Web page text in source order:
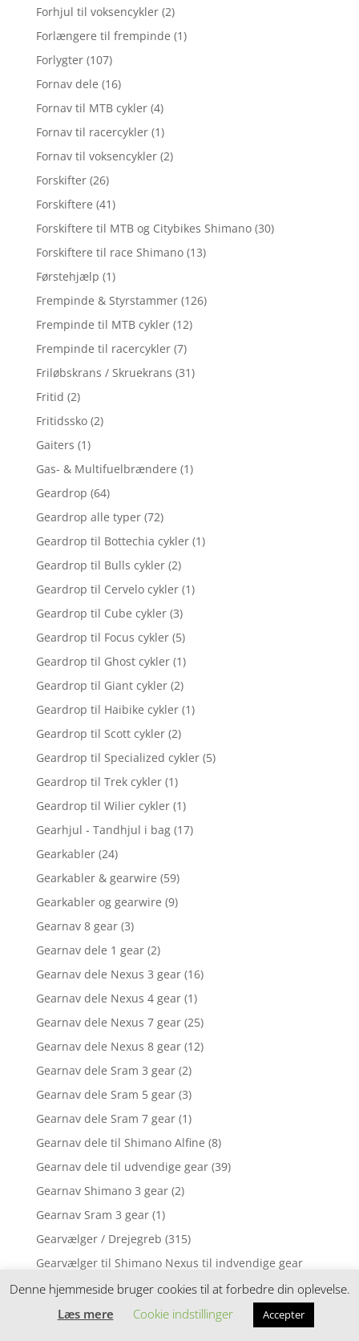
Forhjul til voksencykler (2)
Forlængere til frempinde (1)
Forlygter (107)
Fornav dele (16)
Fornav til MTB cykler (4)
Fornav til racercykler (1)
Fornav til voksencykler (2)
Forskifter (26)
Forskiftere (41)
Forskiftere til MTB og Citybikes Shimano (30)
Forskiftere til race Shimano (13)
Førstehjælp (1)
Frempinde & Styrstammer (126)
Frempinde til MTB cykler (12)
Frempinde til racercykler (7)
Friløbskrans / Skruekrans (31)
Fritid (2)
Fritidssko (2)
Gaiters (1)
Gas- & Multifuelbrændere (1)
Geardrop (64)
Geardrop alle typer (72)
Geardrop til Bottechia cykler (1)
Geardrop til Bulls cykler (2)
Geardrop til Cervelo cykler (1)
Geardrop til Cube cykler (3)
Geardrop til Focus cykler (5)
Geardrop til Ghost cykler (1)
Geardrop til Giant cykler (2)
Geardrop til Haibike cykler (1)
Geardrop til Scott cykler (2)
Geardrop til Specialized cykler (5)
Geardrop til Trek cykler (1)
Geardrop til Wilier cykler (1)
Gearhjul - Tandhjul i bag (17)
Gearkabler (24)
Gearkabler & gearwire (59)
Gearkabler og gearwire (9)
Gearnav 8 gear (3)
Gearnav dele 1 gear (2)
Gearnav dele Nexus 3 gear (16)
Gearnav dele Nexus 4 gear (1)
Gearnav dele Nexus 7 gear (25)
Gearnav dele Nexus 8 gear (12)
Gearnav dele Sram 3 gear (2)
Gearnav dele Sram 5 gear (3)
Gearnav dele Sram 7 gear (1)
Gearnav dele til Shimano Alfine (8)
Gearnav dele til udvendige gear (39)
Gearnav Shimano 3 gear (2)
Gearnav Sram 3 gear (1)
Gearvælger / Drejegreb (315)
Gearvælger til Shimano Nexus til indvendige gear
(10)
Gearvælger til Sram til indvendige gear
(1)
Denne hjemmeside bruger cookies til at forbedre din oplevelse.
Læs mere
Cookie indstillinger Accepter